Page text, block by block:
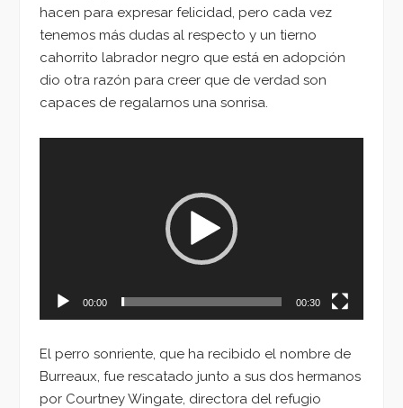
hacen para expresar felicidad, pero cada vez
tenemos más dudas al respecto y un tierno
cahorrito labrador negro que está en adopción
dio otra razón para creer que de verdad son
capaces de regalarnos una sonrisa.
00:00 00:30
El perro sonriente, que ha recibido el nombre de
Burreaux, fue rescatado junto a sus dos hermanos
por Courtney Wingate, directora del refugio